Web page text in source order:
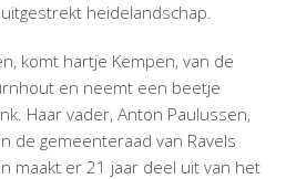
heidelandschap.
komt hartje Kempen, van de
en neemt een beetje
Haar vader, Anton Paulussen,
de gemeenteraad van Ravels
maakt er 21 jaar deel uit van het